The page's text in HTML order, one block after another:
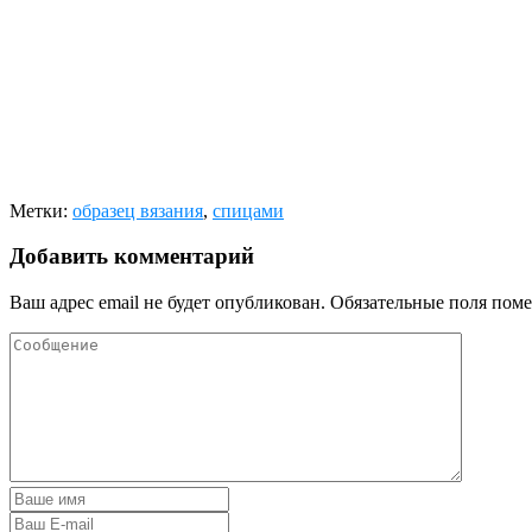
Метки: образец вязания, спицами
Добавить комментарий
Ваш адрес email не будет опубликован. Обязательные поля